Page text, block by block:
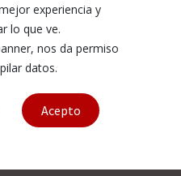
AN827-4D
experiencia y
lo que ve.
nos da permiso
datos.
Acepto